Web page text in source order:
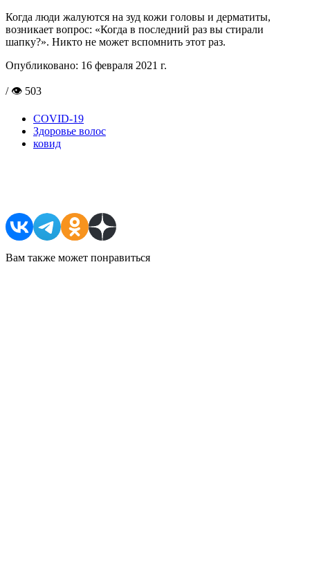
Когда люди жалуются на зуд кожи головы и дерматиты,
возникает вопрос: «Когда в последний раз вы стирали
шапку?». Никто не может вспомнить этот раз.
Опубликовано: 16 февраля 2021 г.
/ 👁 503
COVID-19
Здоровье волос
ковид
Вам также может понравиться